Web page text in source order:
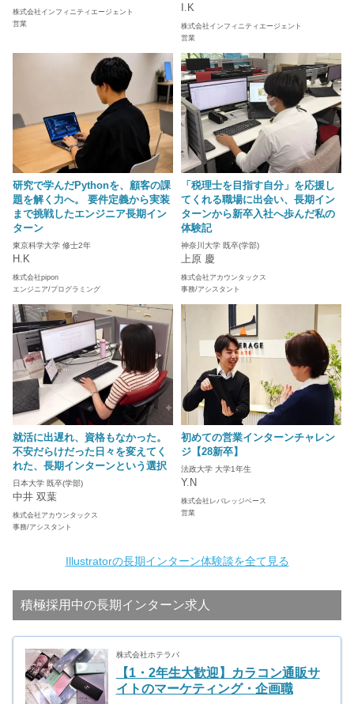
株式会社インフィニティエージェント
営業
I.K
株式会社インフィニティエージェント
営業
研究で学んだPythonを、顧客の課
題を解く力へ。 要件定義から実装
まで挑戦したエンジニア長期イン
ターン
東京科学大学 修士2年
H.K
株式会社pipon
エンジニア/プログラミング
「税理士を目指す自分」を応援し
てくれる職場に出会い、長期イン
ターンから新卒入社へ歩んだ私の
体験記
神奈川大学 既卒(学部)
上原 慶
株式会社アカウンタックス
事務/アシスタント
就活に出遅れ、資格もなかった。
不安だらけだった日々を変えてく
れた、長期インターンという選択
日本大学 既卒(学部)
中井 双葉
株式会社アカウンタックス
事務/アシスタント
初めての営業インターンチャレン
ジ【28新卒】
法政大学 大学1年生
Y.N
株式会社レバレッジベース
営業
Illustratorの長期インターン体験談を全て見る
積極採用中の長期インターン求人
株式会社ホテラバ
【1・2年生大歓迎】カラコン通販サ
イトのマーケティング・企画職